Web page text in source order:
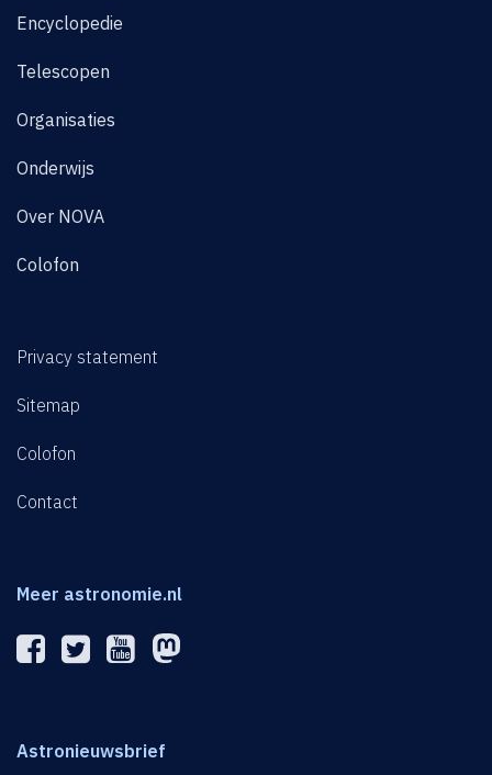
Encyclopedie
Telescopen
Organisaties
Onderwijs
Over NOVA
Colofon
Privacy statement
Sitemap
Colofon
Contact
Meer astronomie.nl
Astronieuwsbrief